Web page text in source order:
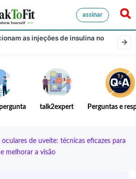
assinar
as injeções de insulina no
talk2expert Perguntas e
oculares de uveíte: técnicas eficazes para
melhorar a visão